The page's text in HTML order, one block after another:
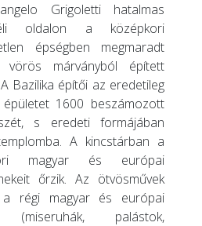
Grigoletti hatalmas
oldalon a középkori
épségben megmaradt
vörös márványból épített
Bazilika építői az eredetileg
1600 beszámozott
s eredeti formájában
A kincstárban a
magyar és európai
őrzik. Az ötvösművek
régi magyar és európai
(miseruhák, palástok,